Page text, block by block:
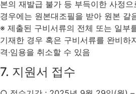
본의 재발급 불가 등 부득이한 사정
경우에는 원본대조필을 받아 원본 갈
※ 제출된 구비서류의 전체 또는 일부
기재한 경우 혹은 구비서류를 완비하
격·임용을 취소할 수 있음
7. 지원서 접수